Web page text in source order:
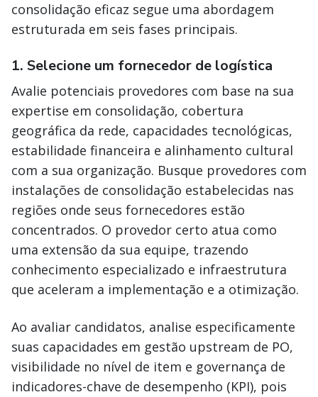
consolidação eficaz segue uma abordagem
estruturada em seis fases principais.
1. Selecione um fornecedor de logística
Avalie potenciais provedores com base na sua
expertise em consolidação, cobertura
geográfica da rede, capacidades tecnológicas,
estabilidade financeira e alinhamento cultural
com a sua organização. Busque provedores com
instalações de consolidação estabelecidas nas
regiões onde seus fornecedores estão
concentrados. O provedor certo atua como
uma extensão da sua equipe, trazendo
conhecimento especializado e infraestrutura
que aceleram a implementação e a otimização.
Ao avaliar candidatos, analise especificamente
suas capacidades em gestão upstream de PO,
visibilidade no nível de item e governança de
indicadores-chave de desempenho (KPI), pois